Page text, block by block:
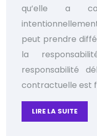
qu’elle a
peut prendre
la
responsabilité
contractuelle est
LIRE LA SUITE